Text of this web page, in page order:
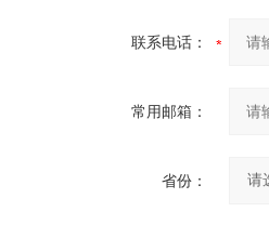
联系电话：
常用邮箱：
省份：